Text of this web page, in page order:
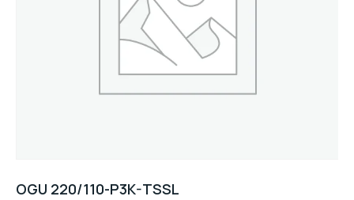
OGU 220/110-P3K-TSSL